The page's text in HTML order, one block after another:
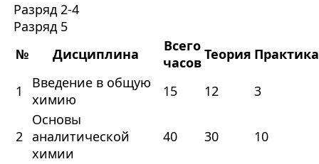
Разряд 2-4
Разряд 5
№
Дисциплина
Всего
часовТеория Практика
1
Введение в общую
химию
15 12 3
2
Основы
аналитической
химии
40 30 10